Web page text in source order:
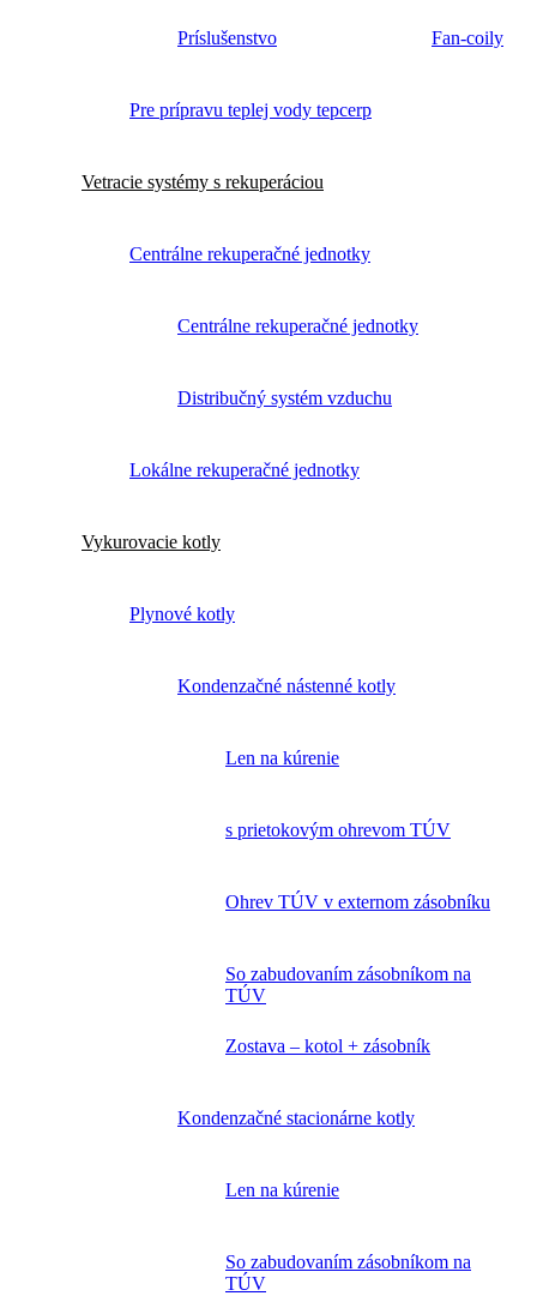
Príslušenstvo Fan-coily
Pre prípravu teplej vody tepcerp
Vetracie systémy s rekuperáciou
Centrálne rekuperačné jednotky
Centrálne rekuperačné jednotky
Distribučný systém vzduchu
Lokálne rekuperačné jednotky
Vykurovacie kotly
Plynové kotly
Kondenzačné nástenné kotly
Len na kúrenie
s prietokovým ohrevom TÚV
Ohrev TÚV v externom zásobníku
So zabudovaním zásobníkom na
TÚV
Zostava – kotol + zásobník
Kondenzačné stacionárne kotly
Len na kúrenie
So zabudovaním zásobníkom na
TÚV